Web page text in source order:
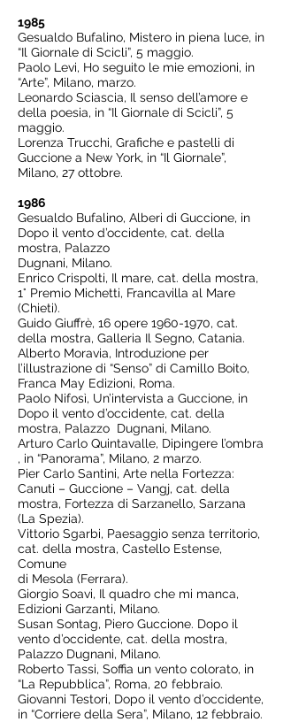
1985
Gesualdo Bufalino, Mistero in piena luce, in
“Il Giornale di Scicli”, 5 maggio.
Paolo Levi, Ho seguito le mie emozioni, in
“Arte”, Milano, marzo.
Leonardo Sciascia, Il senso dell’amore e
della poesia, in “Il Giornale di Scicli”, 5
maggio.
Lorenza Trucchi, Grafiche e pastelli di
Guccione a New York, in “Il Giornale”,
Milano, 27 ottobre.
1986
Gesualdo Bufalino, Alberi di Guccione, in
Dopo il vento d’occidente, cat. della
mostra, Palazzo
Dugnani, Milano.
Enrico Crispolti, Il mare, cat. della mostra,
1° Premio Michetti, Francavilla al Mare
(Chieti).
Guido Giuffrè, 16 opere 1960-1970, cat.
della mostra, Galleria Il Segno, Catania.
Alberto Moravia, Introduzione per
l’illustrazione di “Senso” di Camillo Boito,
Franca May Edizioni, Roma.
Paolo Nifosì, Un’intervista a Guccione, in
Dopo il vento d’occidente, cat. della
mostra, Palazzo Dugnani, Milano.
Arturo Carlo Quintavalle, Dipingere l’ombra
, in “Panorama”, Milano, 2 marzo.
Pier Carlo Santini, Arte nella Fortezza:
Canuti – Guccione – Vangj, cat. della
mostra, Fortezza di Sarzanello, Sarzana
(La Spezia).
Vittorio Sgarbi, Paesaggio senza territorio,
cat. della mostra, Castello Estense,
Comune
di Mesola (Ferrara).
Giorgio Soavi, Il quadro che mi manca,
Edizioni Garzanti, Milano.
Susan Sontag, Piero Guccione. Dopo il
vento d’occidente, cat. della mostra,
Palazzo Dugnani, Milano.
Roberto Tassi, Soffia un vento colorato, in
“La Repubblica”, Roma, 20 febbraio.
Giovanni Testori, Dopo il vento d’occidente,
in “Corriere della Sera”, Milano, 12 febbraio.